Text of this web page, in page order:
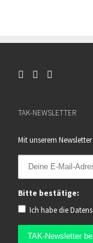
TAK-NEWSLETTER
Mit unserem
Bitte bestätige:
Ich habe die